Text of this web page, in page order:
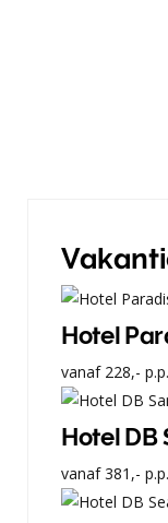
Hotel
vanaf 228,- p.p.
Hotel DB
vanaf 381,- p.p.